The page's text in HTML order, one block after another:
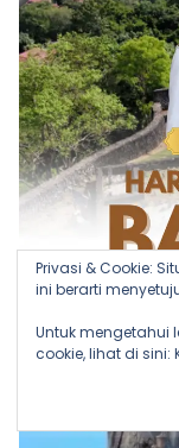
Privasi & Cookie:
ini berarti
Untuk mengetahui
cookie, lihat di sini: